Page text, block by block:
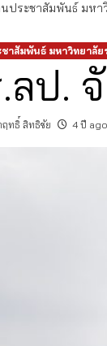
ประชาสัมพันธ์ มหา
าสัมพันธ์ มหาวิทยาลัย
ลป.
ฤทธิ์ สิทธิชัย 4 ปี ago